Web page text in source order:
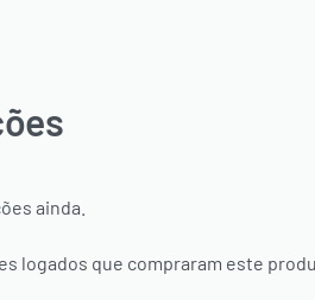
ainda.
logados que compraram este